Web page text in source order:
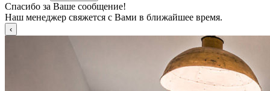
Спасибо за Ваше сообщение!
Наш менеджер свяжется с Вами в ближайшее время.